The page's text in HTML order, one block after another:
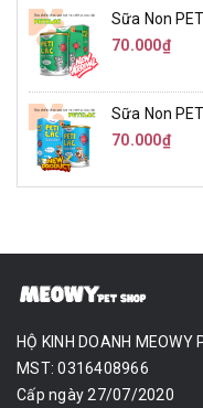
Sữa Non
70.000₫
Sữa Non
70.000₫
HỘ KINH DOANH MEOWY
MST: 0316408966
Cấp ngày 27/07/2020